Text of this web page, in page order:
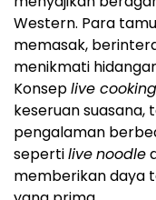
Western. Para
memasak,
menikmati
Konseplive cooking
keseruan
pengalaman
sepertilivenoodle
memberikan daya